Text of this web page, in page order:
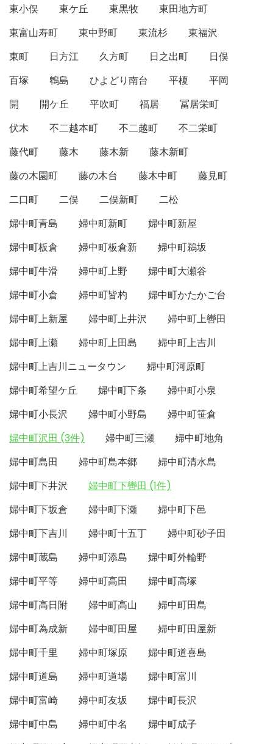
東小俣 東ケ丘 東黒牧
東田地方町
東富山寿町
東中野町 東流杉
東福沢
東町
日方江 久方町 日之出町
日俣
百塚
鵯島 ひよどり南台 平榎
平岡
開
開ケ丘 平吹町 福居
冨居栄町
伏木
不二越本町 不二越町
不二栄町
藤代町
藤木 藤木新
藤木新町
藤の木園町
藤の木台 藤木中町
藤見町
二口町
二俣 二俣新町
二松
婦中町青島
婦中町新町
婦中町新屋
婦中町板倉
婦中町板倉新
婦中町鵜坂
婦中町牛滑
婦中町上野
婦中町大瀬谷
婦中町小倉
婦中町皆杓
婦中町かたかご台
婦中町上新屋
婦中町上井沢
婦中町上轡田
婦中町上瀬
婦中町上田島
婦中町上吉川
婦中町上吉川ニュータウン
婦中町河原町
婦中町希望ケ丘
婦中町下条
婦中町小泉
婦中町小長沢
婦中町小野島
婦中町笹倉
婦中町沢田 (3件)
婦中町三瀬
婦中町地角
婦中町島田
婦中町島本郷
婦中町清水島
婦中町下井沢
婦中町下轡田 (1件)
婦中町下坂倉
婦中町下瀬
婦中町下邑
婦中町下吉川
婦中町十五丁
婦中町砂子田
婦中町蔵島
婦中町添島
婦中町外輪野
婦中町平等
婦中町高田
婦中町高塚
婦中町高日附
婦中町高山
婦中町田島
婦中町為成新
婦中町田屋
婦中町田屋新
婦中町千里
婦中町塚原
婦中町道喜島
婦中町道島
婦中町道場
婦中町富川
婦中町富崎
婦中町友坂
婦中町長沢
婦中町中島
婦中町中名
婦中町成子